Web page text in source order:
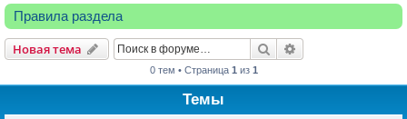
Правила раздела
Новая тема Поиск
0 тем • Страница 1 из 1
Темы